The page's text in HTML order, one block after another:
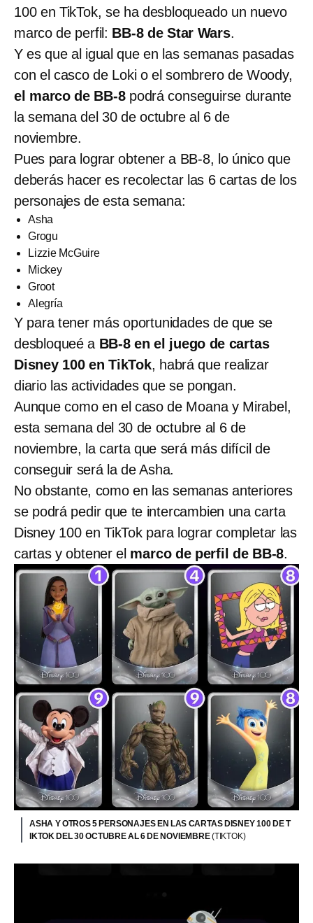
100 en TikTok, se ha desbloqueado un nuevo
marco de perfil: BB-8 de Star Wars.
Y es que al igual que en las semanas pasadas
con el casco de Loki o el sombrero de Woody,
el marco de BB-8 podrá conseguirse durante
la semana del 30 de octubre al 6 de
noviembre.
Pues para lograr obtener a BB-8, lo único que
deberás hacer es recolectar las 6 cartas de los
personajes de esta semana:
Asha
Grogu
Lizzie McGuire
Mickey
Groot
Alegría
Y para tener más oportunidades de que se
desbloqueé a BB-8 en el juego de cartas
Disney 100 en TikTok, habrá que realizar
diario las actividades que se pongan.
Aunque como en el caso de Moana y Mirabel,
esta semana del 30 de octubre al 6 de
noviembre, la carta que será más difícil de
conseguir será la de Asha.
No obstante, como en las semanas anteriores
se podrá pedir que te intercambien una carta
Disney 100 en TikTok para lograr completar las
cartas y obtener el marco de perfil de BB-8.
ASHA Y OTROS 5 PERSONAJES EN LAS CARTAS DISNEY 100 DE T
IKTOK DEL 30 OCTUBRE AL 6 DE NOVIEMBRE(TIKTOK)